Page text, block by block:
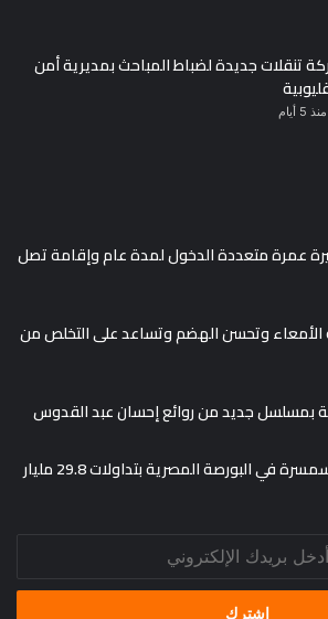
تنقلات جديدة لضباط المباحث بمديرية أمن
منذ 5 أيام
عمرة متعددة الدخول لمدة عام وإقامة تصل
الأمعاء وتحسن الهضم وتساعد على التخلص من
بمسلسل جديد من روائع إحسان عبد القدوس
ثاندر تتصدر شركات السمسرة في البورصة المصرية بتداولات 29.8 مليار